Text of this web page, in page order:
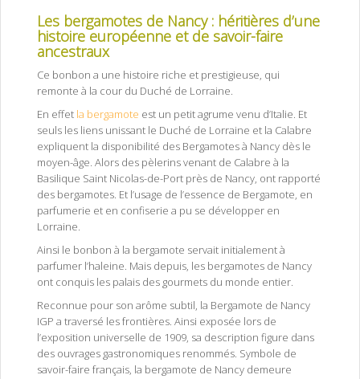
Les bergamotes de Nancy : héritières d’une
histoire européenne et de savoir-faire
ancestraux
Ce bonbon a une histoire riche et prestigieuse, qui
remonte à la cour du Duché de Lorraine.
En effet la bergamote est un petit agrume venu d’Italie. Et
seuls les liens unissant le Duché de Lorraine et la Calabre
expliquent la disponibilité des Bergamotes à Nancy dès le
moyen-âge. Alors des pèlerins venant de Calabre à la
Basilique Saint Nicolas-de-Port près de Nancy, ont rapporté
des bergamotes. Et l’usage de l’essence de Bergamote, en
parfumerie et en confiserie a pu se développer en
Lorraine.
Ainsi le bonbon à la bergamote servait initialement à
parfumer l’haleine. Mais depuis, les bergamotes de Nancy
ont conquis les palais des gourmets du monde entier.
Reconnue pour son arôme subtil, la Bergamote de Nancy
IGP a traversé les frontières. Ainsi exposée lors de
l’exposition universelle de 1909, sa description figure dans
des ouvrages gastronomiques renommés. Symbole de
savoir-faire français, la bergamote de Nancy demeure